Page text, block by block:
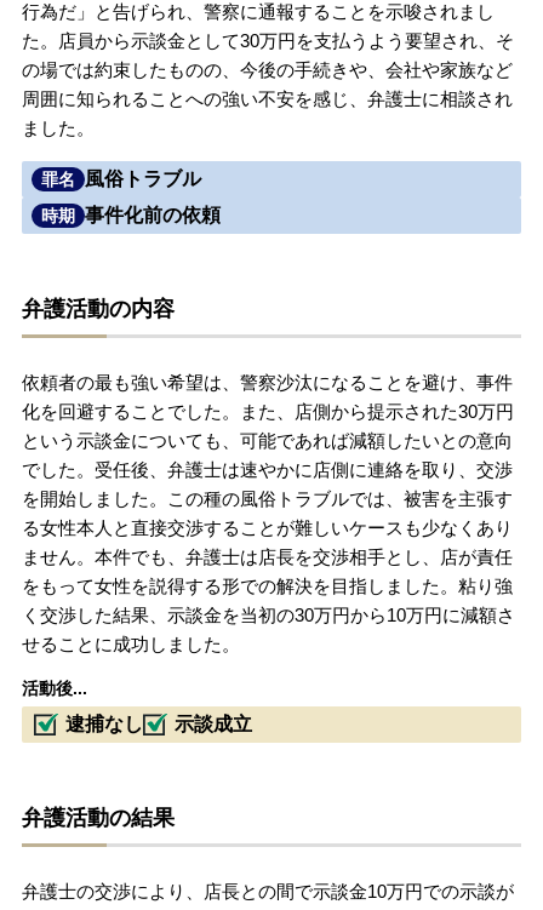
刑事事件について 知りたい方
行為だ」と告げられ、警察に通報することを示唆されまし
た。店員から示談金として30万円を支払うよう要望され、そ
の場では約束したものの、今後の手続きや、会社や家族など
周囲に知られることへの強い不安を感じ、弁護士に相談され
ました。
罪名 風俗トラブル
時期 事件化前の依頼
弁護活動の内容
依頼者の最も強い希望は、警察沙汰になることを避け、事件
化を回避することでした。また、店側から提示された30万円
という示談金についても、可能であれば減額したいとの意向
でした。受任後、弁護士は速やかに店側に連絡を取り、交渉
を開始しました。この種の風俗トラブルでは、被害を主張す
る女性本人と直接交渉することが難しいケースも少なくあり
ません。本件でも、弁護士は店長を交渉相手とし、店が責任
をもって女性を説得する形での解決を目指しました。粘り強
く交渉した結果、示談金を当初の30万円から10万円に減額さ
せることに成功しました。
活動後...
逮捕なし 示談成立
弁護活動の結果
弁護士の交渉により、店長との間で示談金10万円での示談が